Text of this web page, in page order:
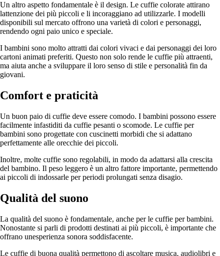
Un altro aspetto fondamentale è il design. Le cuffie colorate attirano
lattenzione dei più piccoli e li incoraggiano ad utilizzarle. I modelli
disponibili sul mercato offrono una varietà di colori e personaggi,
rendendo ogni paio unico e speciale.
I bambini sono molto attratti dai colori vivaci e dai personaggi dei loro
cartoni animati preferiti. Questo non solo rende le cuffie più attraenti,
ma aiuta anche a sviluppare il loro senso di stile e personalità fin da
giovani.
Comfort e praticità
Un buon paio di cuffie deve essere comodo. I bambini possono essere
facilmente infastiditi da cuffie pesanti o scomode. Le cuffie per
bambini sono progettate con cuscinetti morbidi che si adattano
perfettamente alle orecchie dei piccoli.
Inoltre, molte cuffie sono regolabili, in modo da adattarsi alla crescita
del bambino. Il peso leggero è un altro fattore importante, permettendo
ai piccoli di indossarle per periodi prolungati senza disagio.
Qualità del suono
La qualità del suono è fondamentale, anche per le cuffie per bambini.
Nonostante si parli di prodotti destinati ai più piccoli, è importante che
offrano unesperienza sonora soddisfacente.
Le cuffie di buona qualità permettono di ascoltare musica, audiolibri e